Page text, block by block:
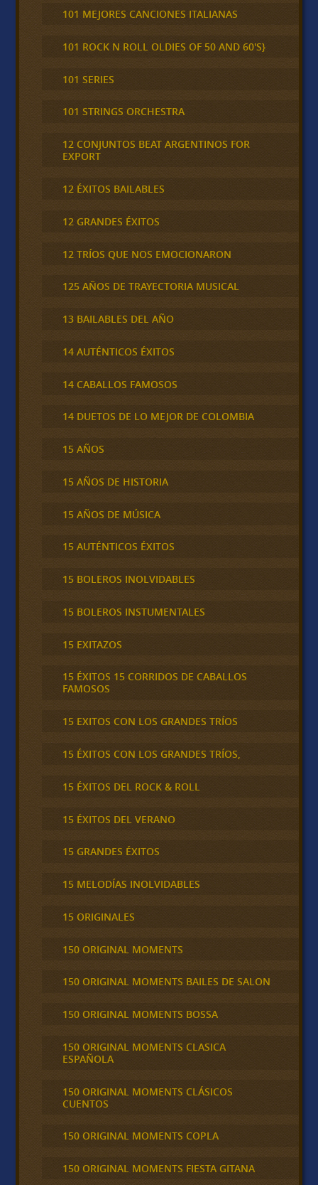
101 MEJORES CANCIONES ITALIANAS
101 ROCK N ROLL OLDIES OF 50 AND 60'S}
101 SERIES
101 STRINGS ORCHESTRA
12 CONJUNTOS BEAT ARGENTINOS FOR
EXPORT
12 ÉXITOS BAILABLES
12 GRANDES ÉXITOS
12 TRÍOS QUE NOS EMOCIONARON
125 AÑOS DE TRAYECTORIA MUSICAL
13 BAILABLES DEL AÑO
14 AUTÉNTICOS ÉXITOS
14 CABALLOS FAMOSOS
14 DUETOS DE LO MEJOR DE COLOMBIA
15 AÑOS
15 AÑOS DE HISTORIA
15 AÑOS DE MÚSICA
15 AUTÉNTICOS ÉXITOS
15 BOLEROS INOLVIDABLES
15 BOLEROS INSTUMENTALES
15 EXITAZOS
15 ÉXITOS 15 CORRIDOS DE CABALLOS
FAMOSOS
15 EXITOS CON LOS GRANDES TRÍOS
15 ÉXITOS CON LOS GRANDES TRÍOS,
15 ÉXITOS DEL ROCK & ROLL
15 ÉXITOS DEL VERANO
15 GRANDES ÉXITOS
15 MELODÍAS INOLVIDABLES
15 ORIGINALES
150 ORIGINAL MOMENTS
150 ORIGINAL MOMENTS BAILES DE SALON
150 ORIGINAL MOMENTS BOSSA
150 ORIGINAL MOMENTS CLASICA
ESPAÑOLA
150 ORIGINAL MOMENTS CLÁSICOS
CUENTOS
150 ORIGINAL MOMENTS COPLA
150 ORIGINAL MOMENTS FIESTA GITANA